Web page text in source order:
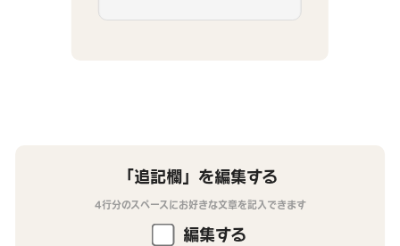
「追記欄」を編集する
4行分のスペースにお好きな文章を記入できます
編集する